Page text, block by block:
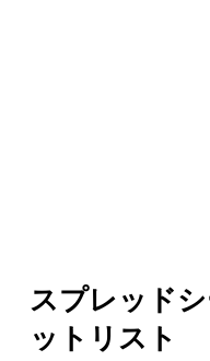
スプレッド
ットリスト